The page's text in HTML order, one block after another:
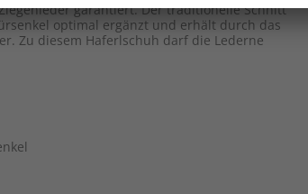
garantiert. Der traditionelle Schnitt
optimal ergänzt und erhält durch das
Zu diesem Haferlschuh darf die Lederne